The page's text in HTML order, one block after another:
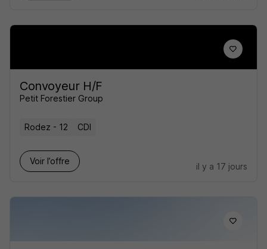
Convoyeur H/F
Petit Forestier Group
Rodez - 12 CDI
Voir l’offre
il y a 17 jours